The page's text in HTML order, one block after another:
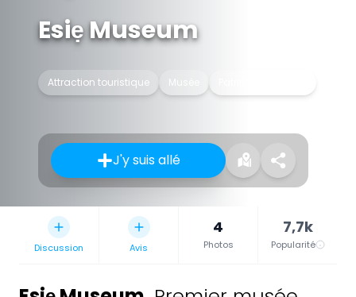
Esiẹ Museum
Attraction touristique Musée
J'y suis allé
Discussion Avis
4
Photos
7,7k
Popularité